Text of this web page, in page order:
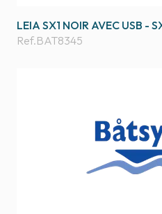
LEIA SX1 NOIR AVEC USB -
Ref.BAT8345